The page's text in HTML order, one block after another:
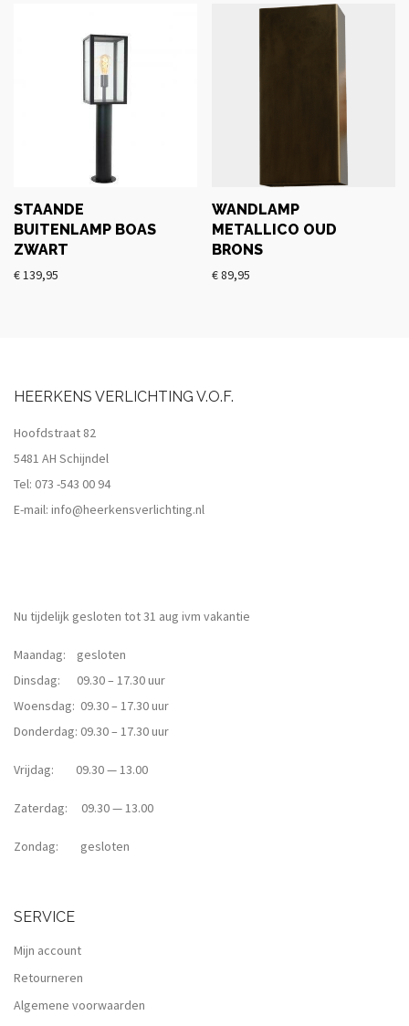
STAANDE
BUITENLAMP BOAS
ZWART
€139,95
WANDLAMP
METALLICO OUD
BRONS
€89,95
HEERKENS VERLICHTING V.O.F.
Hoofdstraat 82
5481 AH Schijndel
Tel: 073 -543 00 94
E-mail: info@heerkensverlichting.nl
Nu tijdelijk gesloten tot 31 aug ivm vakantie
Maandag: gesloten
Dinsdag: 09.30 – 17.30 uur
Woensdag: 09.30 – 17.30 uur
Donderdag: 09.30 – 17.30 uur
Vrijdag: 09.30 — 13.00
Zaterdag: 09.30 — 13.00
Zondag: gesloten
SERVICE
Mijn account
Retourneren
Algemene voorwaarden